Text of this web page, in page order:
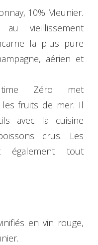
10% Meunier.
vieillissement
la plus pure
aérien et
Zéro met
les fruits de mer. Il
avec la cuisine
crus. Les
également tout
en vin rouge,